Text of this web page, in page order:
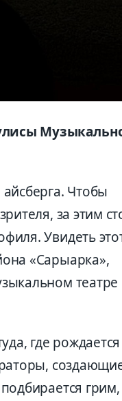
Чтобы
за этим
Увидеть
«Сарыарка»,
где рождается
грим,